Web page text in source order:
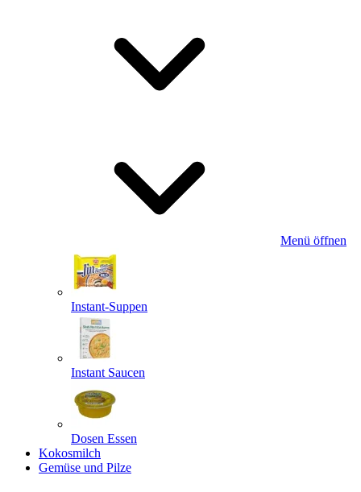
Menü öffnen
Instant-Suppen
Instant Saucen
Dosen Essen
Kokosmilch
Gemüse und Pilze